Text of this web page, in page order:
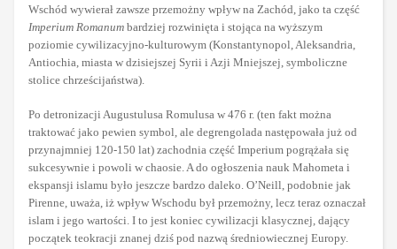
Wschód wywierał zawsze przemożny wpływ na Zachód, jako ta część
Imperium Romanum bardziej rozwinięta i stojąca na wyższym
poziomie cywilizacyjno-kulturowym (Konstantynopol, Aleksandria,
Antiochia, miasta w dzisiejszej Syrii i Azji Mniejszej, symboliczne
stolice chrześcijaństwa).
Po detronizacji Augustulusa Romulusa w 476 r. (ten fakt można
traktować jako pewien symbol, ale degrengolada następowała już od
przynajmniej 120-150 lat) zachodnia część Imperium pogrążała się
sukcesywnie i powoli w chaosie. A do ogłoszenia nauk Mahometa i
ekspansji islamu było jeszcze bardzo daleko. O’Neill, podobnie jak
Pirenne, uważa, iż wpływ Wschodu był przemożny, lecz teraz oznaczał
islam i jego wartości. I to jest koniec cywilizacji klasycznej, dający
początek teokracji znanej dziś pod nazwą średniowiecznej Europy.